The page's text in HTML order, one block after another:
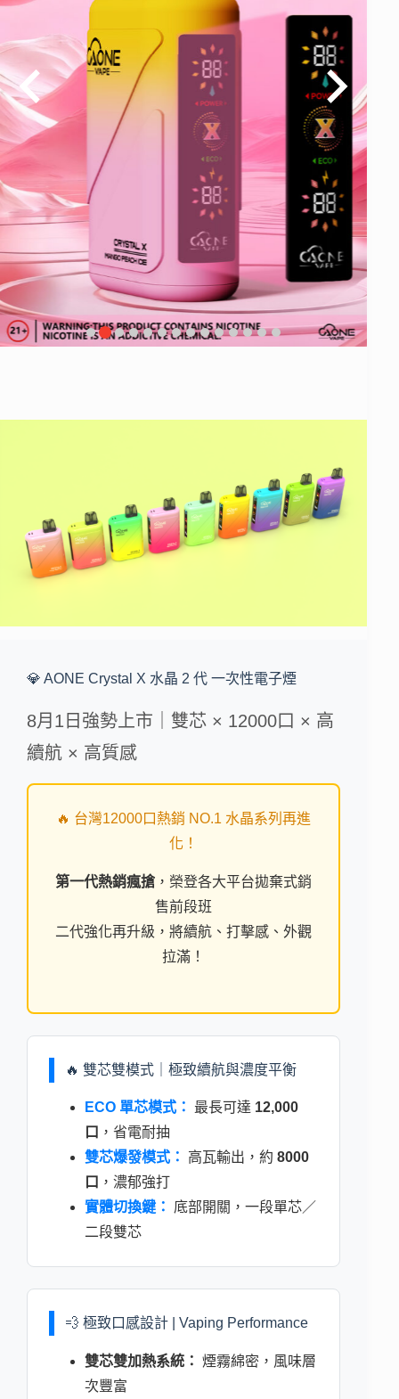
💎 AONE Crystal X 水晶 2 代 一次性電子煙
8月1日強勢上市｜雙芯 × 12000口 × 高
續航 × 高質感
🔥 台灣12000口熱銷 NO.1 水晶系列再進
化！
第一代熱銷瘋搶 ，榮登各大平台拋棄式銷
售前段班
二代強化再升級，將續航、打擊感、外觀
拉滿！
🔥 雙芯雙模式｜極致續航與濃度平衡
ECO 單芯模式： 最長可達 12,000
口 ，省電耐抽
雙芯爆發模式：
高瓦輸出，約 8000
口 ，濃郁強打
實體切換鍵：
底部開關，一段單芯／
二段雙芯
💨 極致口感設計 | Vaping Performance
雙芯雙加熱系統： 煙霧綿密，風味層
次豐富